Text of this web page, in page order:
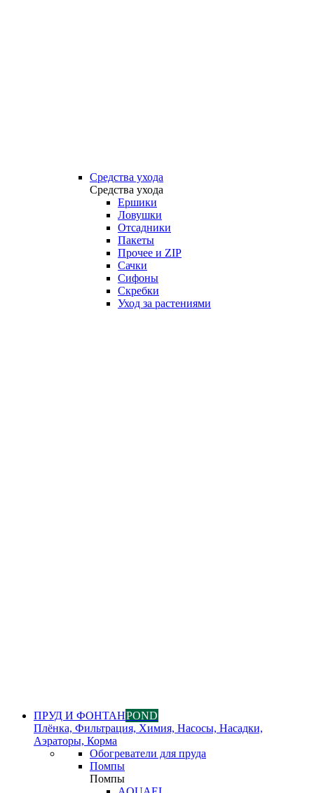
Средства ухода
Средства ухода
Ершики
Ловушки
Отсадники
Пакеты
Прочее и ZIP
Сачки
Сифоны
Скребки
Уход за растениями
ПРУД И ФОНТАНPOND
Плёнка, Фильтрация, Химия, Насосы, Насадки,
Аэраторы, Корма
Обогреватели для пруда
Помпы
Помпы